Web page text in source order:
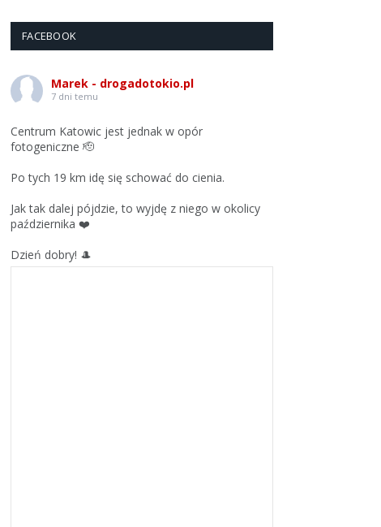
FACEBOOK
Marek - drogadotokio.pl
7 dni temu
Centrum Katowic jest jednak w opór
fotogeniczne 🫡
Po tych 19 km idę się schować do cienia.
Jak tak dalej pójdzie, to wyjdę z niego w okolicy
października ❤️
Dzień dobry! 🎩